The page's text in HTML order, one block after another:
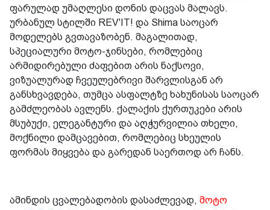
ფარულად უმაღლესი დონის დაცვას მალავს.
ურბანულ სტილში REV'IT! და Shima საოცარ
მოდელებს გვთავაზობენ. მაგალითად,
სპეციალური მოტო-ჯინსები, რომლებიც
არმიდირებული ძაფებით არის ნაქსოვი,
ვიზუალურად ჩვეულებრივი შარვლისგან არ
განსხვავდება, თუმცა ასფალტზე ხახუნისას საოცარ
გამძლეობას ავლენს. ქალაქის ქურთუკები არის
მსუბუქი, ელეგანტური და აღჭურვილია თხელი,
მოქნილი დამცავებით, რომლებიც სხეულის
ფორმას მიყვება და გარედან საერთოდ არ ჩანს.
ამინდის ცვალებადობის დასაძლევად, მოტო